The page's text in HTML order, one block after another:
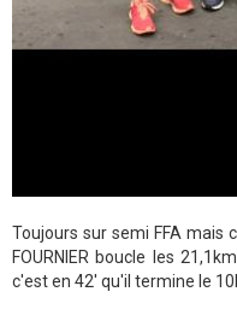
Toujours sur semi FFA mais
FOURNIER boucle les
c'est en 42' qu'il termine le